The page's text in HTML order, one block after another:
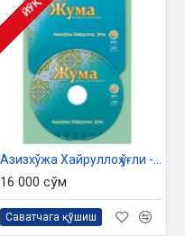
ЙЎҚ
16 000 сўм
Саватчага қўшиш